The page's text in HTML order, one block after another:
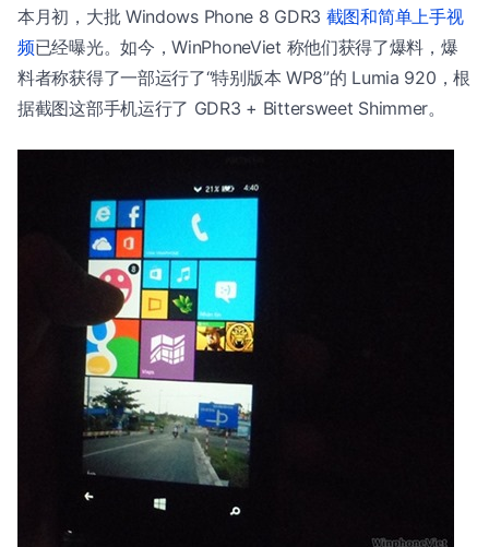
本月初，大批 Windows Phone 8 GDR3 截图和简单上手视
频已经曝光。如今，WinPhoneViet 称他们获得了爆料，爆
料者称获得了一部运行了“特别版本 WP8”的 Lumia 920，根
据截图这部手机运行了 GDR3 + Bittersweet Shimmer。